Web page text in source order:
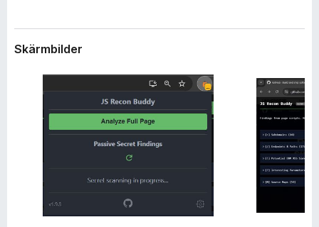
r
f
o
x
g
Skärmbilder